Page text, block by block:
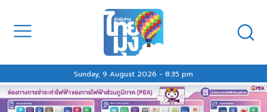
Sunday, 9 August 2026 - 8:35 pm